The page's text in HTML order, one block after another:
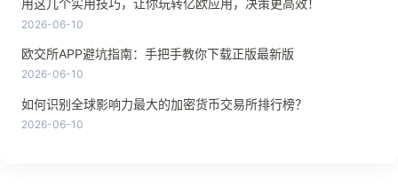
用这几个实用技巧，让你玩转亿欧应用，决策更高效！
2026-06-10
欧交所APP避坑指南：手把手教你下载正版最新版
2026-06-10
如何识别全球影响力最大的加密货币交易所排行榜？
2026-06-10